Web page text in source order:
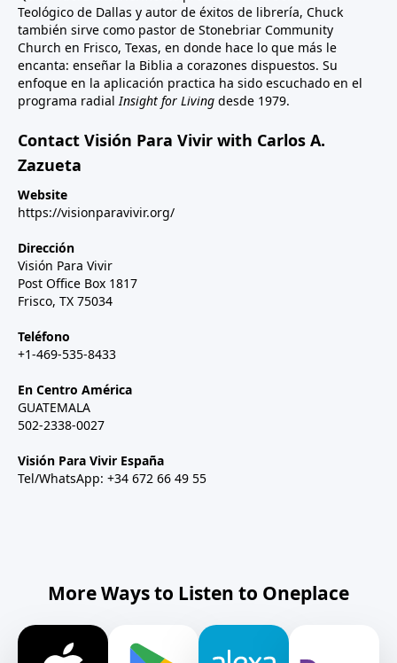
Teológico de Dallas y autor de éxitos de librería, Chuck
también sirve como pastor de Stonebriar Community
Church en Frisco, Texas, en donde hace lo que más le
encanta: enseñar la Biblia a corazones dispuestos. Su
enfoque en la aplicación practica ha sido escuchado en el
programa radialInsight for Living desde 1979.
Contact Visión Para Vivir with Carlos A.
Zazueta
Website
https://visionparavivir.org/
Dirección
Visión Para Vivir
Post Office Box 1817
Frisco, TX 75034
Teléfono
+1-469-535-8433
En Centro América
GUATEMALA
502-2338-0027
Visión Para Vivir España
Tel/WhatsApp: +34 672 66 49 55
More Ways to Listen to Oneplace